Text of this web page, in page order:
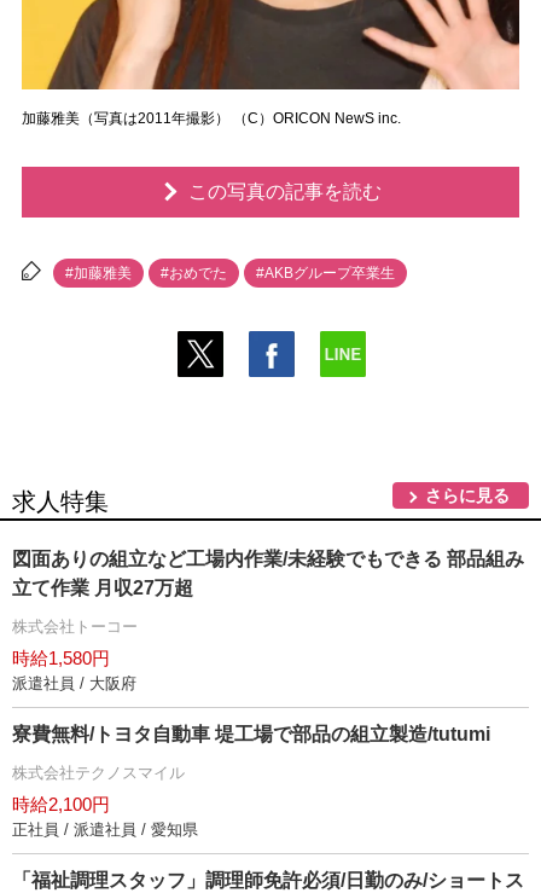
加藤雅美（写真は2011年撮影） （C）ORICON NewS inc.
この写真の記事を読む
#加藤雅美 #おめでた #AKBグループ卒業生
求人特集 さらに見る
図面ありの組立など工場内作業/未経験でもできる 部品組み
立て作業 月収27万超
株式会社トーコー
時給1,580円
派遣社員 / 大阪府
寮費無料/トヨタ自動車 堤工場で部品の組立製造/tutumi
株式会社テクノスマイル
時給2,100円
正社員 / 派遣社員 / 愛知県
「福祉調理スタッフ」調理師免許必須/日勤のみ/ショートス